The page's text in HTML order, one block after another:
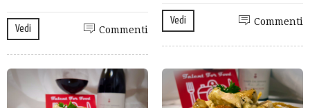
Vedi Commenti
Vedi Commenti